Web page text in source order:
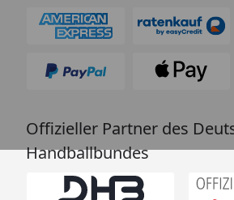
Offizieller Partner des
Handballbundes